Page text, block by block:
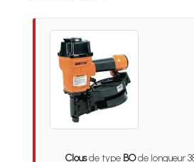
Clousde type BOde longueur